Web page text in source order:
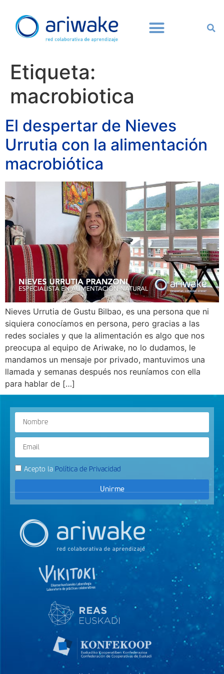
Etiqueta:
macrobiotica
El despertar de Nieves
Urrutia con la alimentación
macrobiótica
Nieves Urrutia de Gustu Bilbao, es una persona que ni
siquiera conocíamos en persona, pero gracias a las
redes sociales y que la alimentación es algo que nos
preocupa al equipo de Ariwake, no lo dudamos, le
mandamos un mensaje por privado, mantuvimos una
llamada y semanas después nos reuníamos con ella
para hablar de […]
Acepto la Política de Privacidad
Unirme